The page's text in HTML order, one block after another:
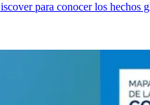
para conocer los hechos